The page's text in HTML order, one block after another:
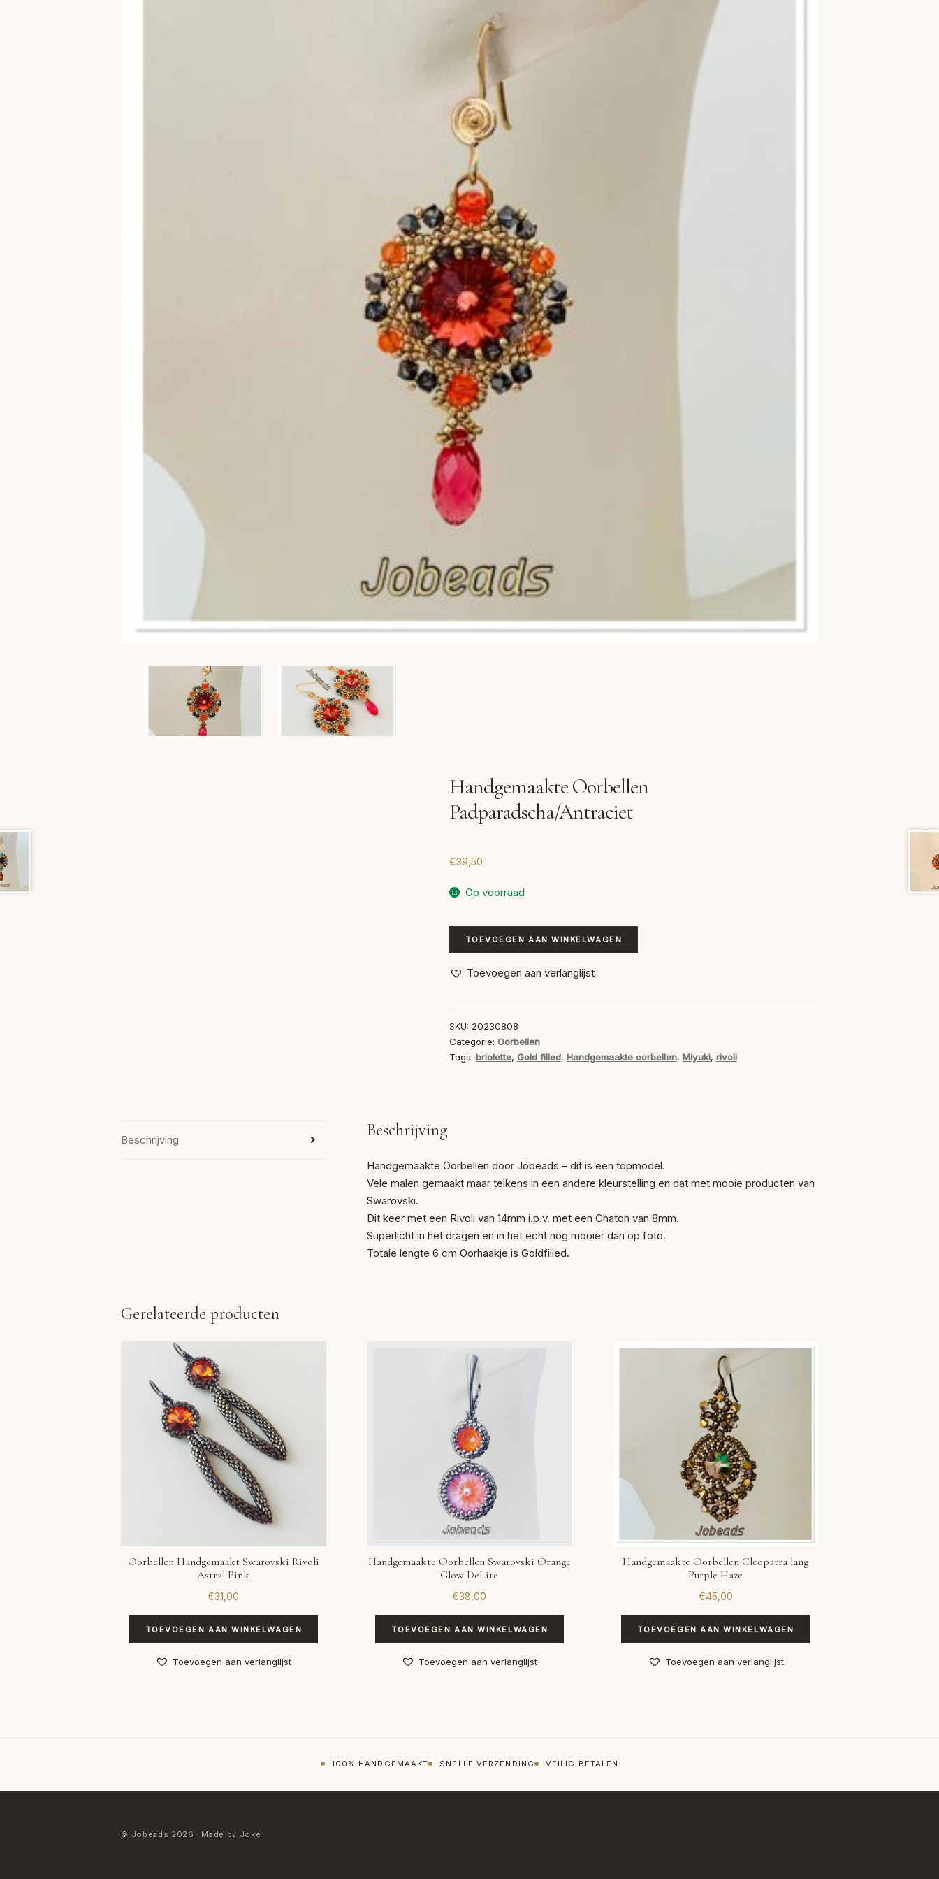
Handgemaakte Oorbellen
Padparadscha/Antraciet
€39,50
Op voorraad
Handgemaakte
Oorbellen
Padparadscha/Antraciet
TOEVOEGEN AAN WINKELWAGEN
Toevoegen aan verlanglijst
SKU: 20230808
Categorie: Oorbellen
Tags: briolette, Gold filled, Handgemaakte oorbellen, Miyuki, rivoli
Beschrijving Beschrijving
Handgemaakte Oorbellen door Jobeads – dit is een topmodel.
Vele malen gemaakt maar telkens in een andere kleurstelling en dat met mooie producten van
Swarovski.
Dit keer met een Rivoli van 14mm i.p.v. met een Chaton van 8mm.
Superlicht in het dragen en in het echt nog mooier dan op foto.
Totale lengte 6 cm Oorhaakje is Goldfilled.
Gerelateerde producten
Oorbellen Handgemaakt Swarovski Rivoli
Astral Pink
€31,00
TOEVOEGEN AAN WINKELWAGEN
Toevoegen aan verlanglijst
Handgemaakte Oorbellen Swarovski Orange
Glow DeLite
€38,00
TOEVOEGEN AAN WINKELWAGEN
Toevoegen aan verlanglijst
Handgemaakte Oorbellen Cleopatra lang
Purple Haze
€45,00
TOEVOEGEN AAN WINKELWAGEN
Toevoegen aan verlanglijst
100% HANDGEMAAKT SNELLE VERZENDING VEILIG BETALEN
© Jobeads 2026 · Made by Joke